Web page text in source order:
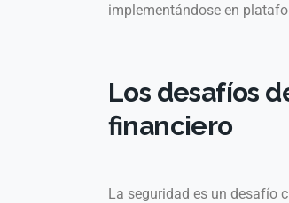
implementándose en
Los desafíos
financiero
La seguridad es un desafío